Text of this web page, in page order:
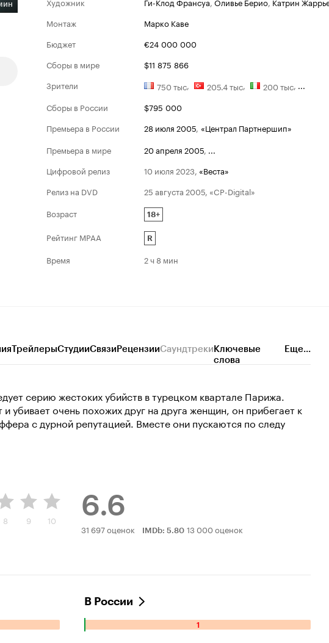
Монтаж
Марко Каве
Бюджет
€24 000 000
Сборы в мире
$11 875 866
Зрители
750 тыс, 205.4 тыс, 200 тыс, ...
Сборы в России
$795 000
Премьера в России
28 июля 2005 «Централ Партнершип»
Премьера в мире
20 апреля 2005, ...
Цифровой релиз
10 июля 2023, «Веста»
Релиз на DVD
25 августа 2005, «CP-Digital»
Возраст
18+
Рейтинг MPAA R
Время 2 ч 8 мин
ТрейлерыСтудииСвязиРецензииСаундтрекиКлючевые
слова
Еще...
серию жестоких убийств в турецком квартале Парижа.
убивает очень похожих друг на друга женщин, он прибегает к
с дурной репутацией. Вместе они пускаются по следу
8 9 10
6.6
Рейтинг
6.6
31 697 оценок IMDb: 5.80 13 000 оценок
В России
1
Количество